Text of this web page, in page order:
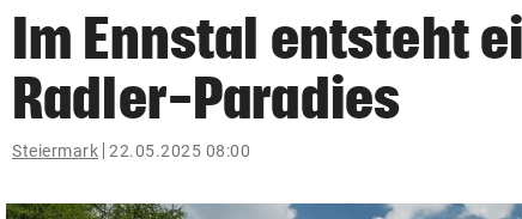
search
Suchbegriff
eingeben
Im Ennstal entsteht
Radler-Paradies
Steiermark 22.05.2025 08:00